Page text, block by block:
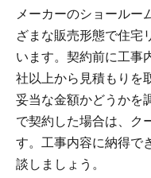
メーカーのショールー
ざまな販売形態で住宅
います。契約前に工事
社以上から見積もりを
妥当な金額かどうかを
で契約した場合は、ク
す。工事内容に納得で
談しましょう。